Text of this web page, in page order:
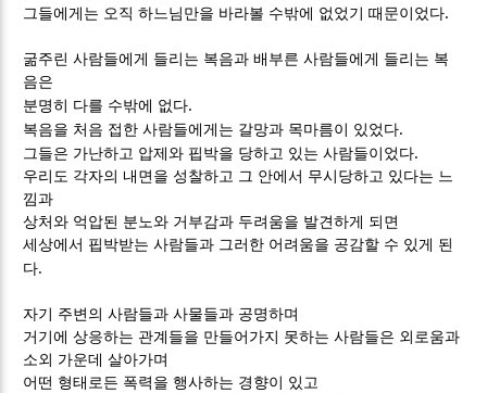
그들에게는 오직 하느님만을 바라볼 수밖에 없었기 때문이었다.
굶주린 사람들에게 들리는 복음과 배부른 사람들에게 들리는 복
음은
분명히 다를 수밖에 없다.
복음을 처음 접한 사람들에게는 갈망과 목마름이 있었다.
그들은 가난하고 압제와 핍박을 당하고 있는 사람들이었다.
우리도 각자의 내면을 성찰하고 그 안에서 무시당하고 있다는 느
낌과
상처와 억압된 분노와 거부감과 두려움을 발견하게 되면
세상에서 핍박받는 사람들과 그러한 어려움을 공감할 수 있게 된
다.
자기 주변의 사람들과 사물들과 공명하며
거기에 상응하는 관계들을 만들어가지 못하는 사람들은 외로움과
소외 가운데 살아가며
어떤 형태로든 폭력을 행사하는 경향이 있고